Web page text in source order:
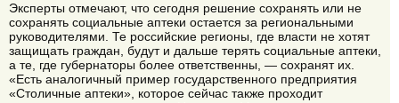
Эксперты отмечают, что сегодня решение сохранять или не
сохранять социальные аптеки остается за региональными
руководителями. Те российские регионы, где власти не хотят
защищать граждан, будут и дальше терять социальные аптеки,
а те, где губернаторы более ответственны, — сохранят их.
«Есть аналогичный пример государственного предприятия
«Столичные аптеки», которое сейчас также проходит